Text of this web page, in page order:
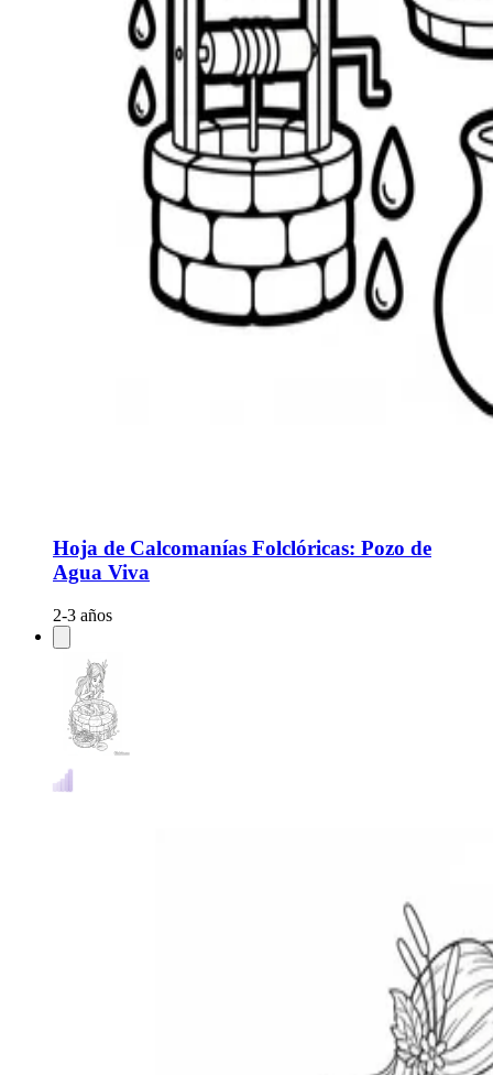
Hoja de Calcomanías Folclóricas: Pozo de
Agua Viva
2-3 años